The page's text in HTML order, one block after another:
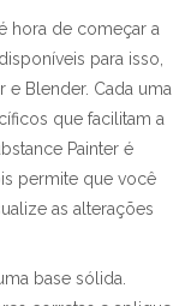
hora de começar a
para isso,
e Blender. Cada uma
que facilitam a
Painter é
permite que você
as alterações
base sólida.